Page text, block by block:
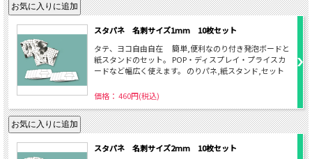
スタパネ 名刺サイズ1mm 10枚セット
タテ、ヨコ自由自在 簡単,便利なのり付き発泡ボードと
紙スタンドのセット。 POP・ディスプレイ・プライスカ
ードなど幅広く使えます。 のりパネ,紙スタンド,セット
価格： 460円(税込)
スタパネ 名刺サイズ2mm 10枚セット